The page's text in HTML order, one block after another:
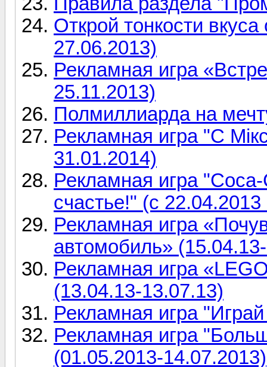
Открой тонкости
27.06.2013)
Рекламная игра
25.11.2013)
Полмиллиарда на
Рекламная игра "С
31.01.2014)
Рекламная игра
счастье!" (с
Рекламная игра
автомобиль»
Рекламная игра
(13.04.13-13.07.13)
Рекламная игра
Рекламная игра
(01.05.2013-14.07.2013)